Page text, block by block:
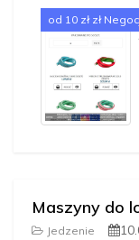
od 10 zł zł
Maszyny do
Jedzenie